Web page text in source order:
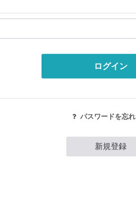
ログイン
パスワードを忘
新規登録